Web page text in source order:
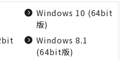
Windows 10 (64bit
版)
Windows 8.1
(64bit版)